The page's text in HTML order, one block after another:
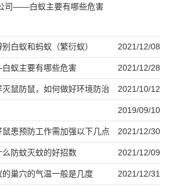
司——白蚁主要有哪些危害
2021/12/08
白蚁和蚂蚁（繁衍蚁）
2021/12/28
蚁主要有哪些危害
2021/10/12
鼠防鼠，如何做好环境防治
2019/09/10
2021/12/30
患预防工作需加强以下几点
2021/12/09
防蚊灭蚊的好招数
2021/12/31
巢穴的气温一般是几度